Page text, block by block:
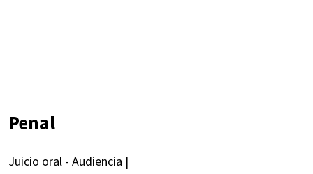
Penal
Juicio oral - Audiencia |